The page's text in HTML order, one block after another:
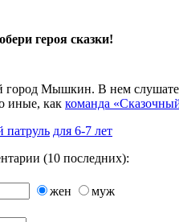
героя сказки!
город Мышкин. В нем
иные, как команда
патруль для 6-7 лет
(10 последних):
жен
муж